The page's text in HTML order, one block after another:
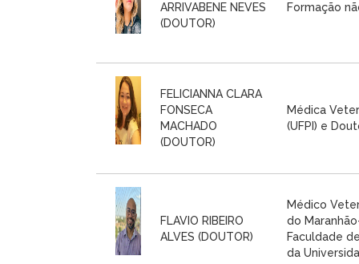
ARRIVABENE NEVES
(DOUTOR)
Formação
FELICIANNA CLARA
FONSECA
MACHADO
(DOUTOR)
Médica
(UFPI) e
FLAVIO RIBEIRO
ALVES (DOUTOR)
Médico
do
Faculdade
da